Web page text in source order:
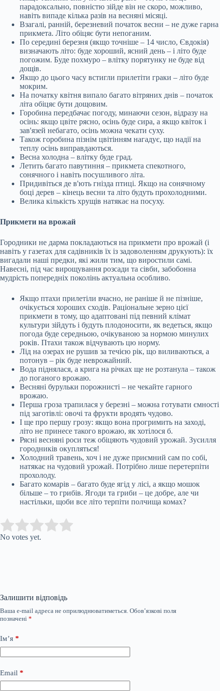
парадоксально, повністю зійде він не скоро, можливо,
навіть випаде кілька разів на весняні місяці.
Взагалі, ранній, березневий початок весни – не дуже гарна
прикмета. Літо обіцяє бути непоганим.
По середині березня (якщо точніше – 14 число, Євдокія)
визначають літо: буде хороший, ясний день – і літо буде
погожим. Буде похмуро – влітку порятунку не буде від
дощів.
Якщо до цього часу встигли прилетіти граки – літо буде
мокрим.
На початку квітня випало багато вітряних днів – початок
літа обіцяє бути дощовим.
Горобина передбачає погоду, минаючи сезон, відразу на
осінь: якщо цвіте рясно, осінь буде сира, а якщо квіток і
зав'язей небагато, осінь можна чекати суху.
Також горобина пізнім цвітінням нагадує, що надії на
теплу осінь виправдаються.
Весна холодна – влітку буде град.
Летить багато павутиння – прикмета спекотного,
сонячного і навіть посушливого літа.
Придивіться де в'ють гнізда птиці. Якщо на сонячному
боці дерев – кінець весни та літо будуть прохолодними.
Велика кількість хрущів натякає на посуху.
Прикмети на врожай
Городники не дарма покладаються на прикмети про врожай (і
навіть у газетах для садівників їх із задоволенням друкують): їх
вигадали наші предки, які жили тим, що виростили самі.
Навесні, під час вирощування розсади та сівби, забобонна
мудрість попередніх поколінь актуальна особливо.
Якщо птахи прилетіли вчасно, не раніше й не пізніше,
очікується хороших сходів. Раціональне зерно цієї
прикмети в тому, що адаптовані під певний клімат
культури зійдуть і будуть плодоносити, як ведеться, якщо
погода буде середньою, очікуваною за нормою минулих
років. Птахи також відчувають цю норму.
Лід на озерах не рушив за течією рік, що виливаються, а
потонув – рік буде неврожайний.
Вода піднялася, а крига на річках ще не розтанула – також
до поганого врожаю.
Весняні бурульки порожнисті – не чекайте гарного
врожаю.
Перша гроза трапилася у березні – можна готувати ємності
під заготівлі: овочі та фрукти вродять чудово.
І ще про першу грозу: якщо вона прогримить на заході,
літо не принесе такого врожаю, як хотілося б.
Рясні весняні роси теж обіцяють чудовий урожай. Зусилля
городників окупляться!
Холодний травень, хоч і не дуже приємний сам по собі,
натякає на чудовий урожай. Потрібно лише перетерпіти
прохолоду.
Багато комарів – багато буде ягід у лісі, а якщо мошок
більше – то грибів. Ягоди та гриби – це добре, але чи
настільки, щоби все літо терпіти полчища комах?
Rate this item:
No votes yet.
Залишити відповідь
Ваша e-mail адреса не оприлюднюватиметься. Обов’язкові поля
позначені *
Ім’я *
Email *